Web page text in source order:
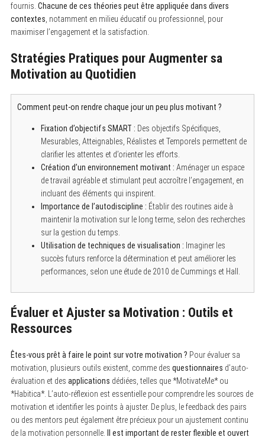
fournis. Chacune de ces théories peut être appliquée dans divers
contextes , notamment en milieu éducatif ou professionnel, pour
maximiser l’engagement et la satisfaction.
Stratégies Pratiques pour Augmenter sa
Motivation au Quotidien
Comment peut-on rendre chaque jour un peu plus motivant ?
Fixation d’objectifs SMART : Des objectifs Spécifiques,
Mesurables, Atteignables, Réalistes et Temporels permettent de
clarifier les attentes et d’orienter les efforts.
Création d’un environnement motivant : Aménager un espace
de travail agréable et stimulant peut accroître l’engagement, en
incluant des éléments qui inspirent.
Importance de l’autodiscipline : Établir des routines aide à
maintenir la motivation sur le long terme, selon des recherches
sur la gestion du temps.
Utilisation de techniques de visualisation : Imaginer les
succès futurs renforce la détermination et peut améliorer les
performances, selon une étude de 2010 de Cummings et Hall.
Évaluer et Ajuster sa Motivation : Outils et
Ressources
Êtes-vous prêt à faire le point sur votre motivation ? Pour évaluer sa
motivation, plusieurs outils existent, comme des questionnaires d’auto-
évaluation et des applications dédiées, telles que *MotivateMe* ou
*Habitica*. L’auto-réflexion est essentielle pour comprendre les sources de
motivation et identifier les points à ajuster. De plus, le feedback des pairs
ou des mentors peut également être précieux pour un ajustement continu
de la motivation personnelle.
Il est important de rester flexible et ouvert